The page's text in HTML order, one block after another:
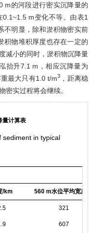
m的河段进行密实沉降量的
0.1~1.5 m变化不等。由表1
不明显，除和淤积物密实前
积物堆积厚度也存在一定的
减小的同时，淤积物沉降量
抬升7.1 m，相应沉降量为
最大只有1.0 t/m3 ，距离稳
密实过程将会继续。
量计算表
sediment in typical
/km 560 m水位平均宽度/m
321
607